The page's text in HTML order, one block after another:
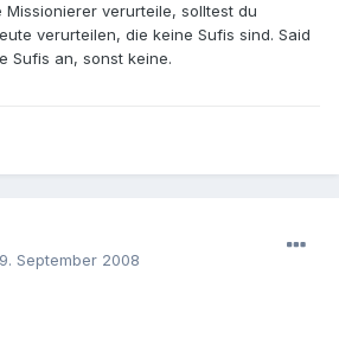
verurteile, solltest du
verurteilen, die keine Sufis sind. Said
Sufis an, sonst keine.
September 2008